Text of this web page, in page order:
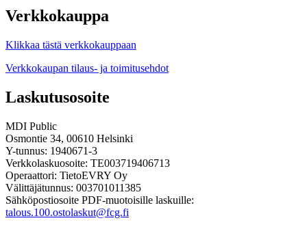
Verkkokauppa
Klikkaa tästä verkkokauppaan
Verkkokaupan tilaus- ja toimitusehdot
Laskutusosoite
MDI Public
Osmontie 34, 00610 Helsinki
Y-tunnus: 1940671-3
Verkkolaskuosoite: TE003719406713
Operaattori: TietoEVRY Oy
Välittäjätunnus: 003701011385
Sähköpostiosoite PDF-muotoisille laskuille:
talous.100.ostolaskut@fcg.fi